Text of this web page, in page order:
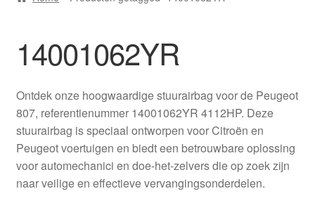
Betalingen
Contact
Kassa
Klachten
14001062YR
Ontdek onze hoogwaardige stuurairbag voor de Peugeot
807, referentienummer 14001062YR 4112HP. Deze
stuurairbag is speciaal ontworpen voor Citroën en
Peugeot voertuigen en biedt een betrouwbare oplossing
voor automechanici en doe-het-zelvers die op zoek zijn
naar veilige en effectieve vervangingsonderdelen.